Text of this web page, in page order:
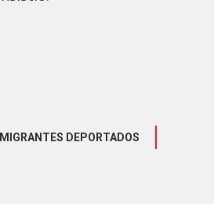
MIGRANTES DEPORTADOS